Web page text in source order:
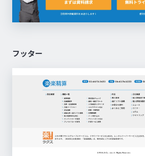
フッター